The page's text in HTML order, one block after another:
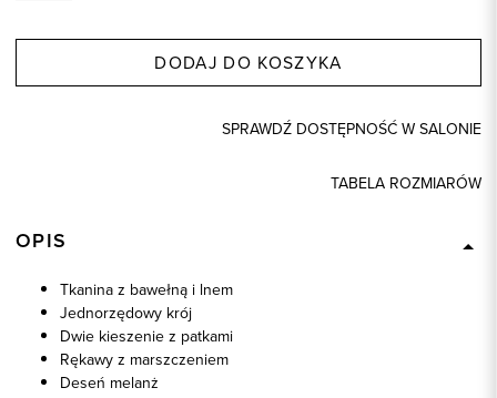
DODAJ DO KOSZYKA
SPRAWDŹ DOSTĘPNOŚĆ W SALONIE
TABELA ROZMIARÓW
OPIS
Tkanina z bawełną i lnem
Jednorzędowy krój
Dwie kieszenie z patkami
Rękawy z marszczeniem
Deseń melanż